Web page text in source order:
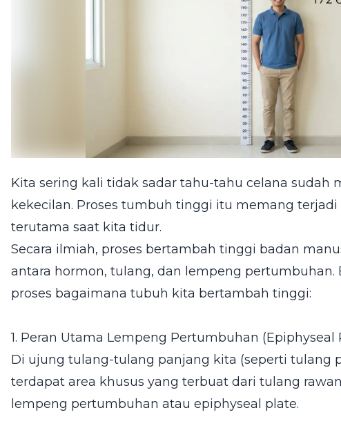
Kita sering kali tidak sadar tahu-tahu celana sudah
kekecilan. Proses tumbuh tinggi itu memang terjadi
terutama saat kita tidur.
Secara ilmiah, proses bertambah tinggi badan
antara hormon, tulang, dan lempeng pertumbuhan.
proses bagaimana tubuh kita bertambah tinggi:
1. Peran Utama Lempeng Pertumbuhan (Epiphyseal
Di ujung tulang-tulang panjang kita (seperti tulang
terdapat area khusus yang terbuat dari tulang
lempeng pertumbuhan atau epiphyseal plate.